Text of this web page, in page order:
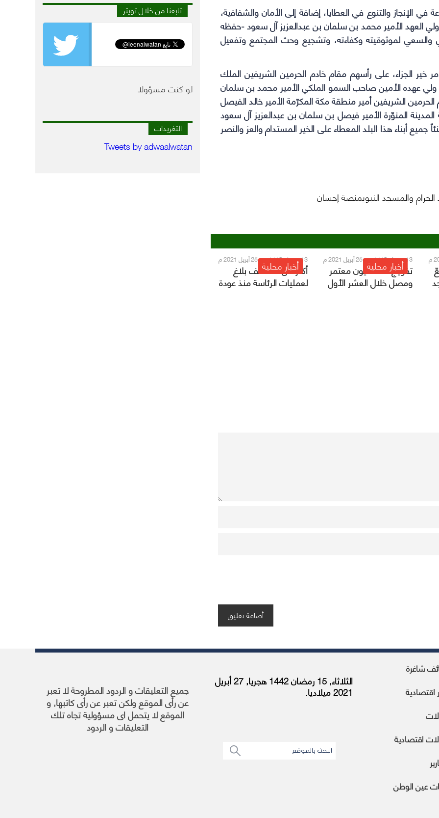
الإنجاز والتنوع في العطايا، إضافة إلى الأمان والشفافية،
العهد الأمير محمد بن سلمان بن عبدالعزيز آل سعود -حفظه
والسعي لموثوقيته وكفاءته، وتشجيع وحث المجتمع وتفعيل
خير الجزاء، على رأسهم مقام خادم الحرمين الشريفين الملك
عهده الأمين صاحب السمو الملكي الأمير محمد بن سلمان
الشريفين أمير منطقة مكة المكرّمة الأمير خالد الفيصل
المنوّرة الأمير فيصل بن سلمان بن عبدالعزيز آل سعود
جميع أبناء هذا البلد المعطاء على الخير المستدام والعز والنصر
والمسجد النبويمنصة إحسان
أخبار محلية13 رمضان 1442 هـ - 25 أبريل 2021 م
تفويج 1.5 مليون معتمر
ومصل خلال العشر الأول
من شهر رمضان المبارك
أخبار محلية13 رمضان 1442 هـ - 25 أبريل 2021 م
أكثر من 500 ألف بلاغ
لعمليات الرئاسة منذ عودة
تابعنا من خلال تويتر
لو كنت مسؤولا
التغريدات
Tweets by adwaalwatan
شاغرة
اقتصادية
اقتصادية
عين الوطن
الثلاثاء, 15 رمضان 1442 هجريا, 27 أبريل
2021 ميلاديا. جميع التعليقات و الردود المطروحة لا تعبر
عن رأى الموقع ولكن تعبر عن رأى كاتبها, و
الموقع لا يتحمل اى مسؤولية تجاه تلك
التعليقات و الردود